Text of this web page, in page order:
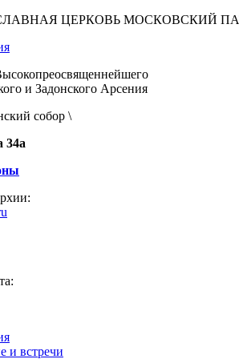
ЦЕРКОВЬ МОСКОВСКИЙ
и Задонского Арсения
34а
и встречи